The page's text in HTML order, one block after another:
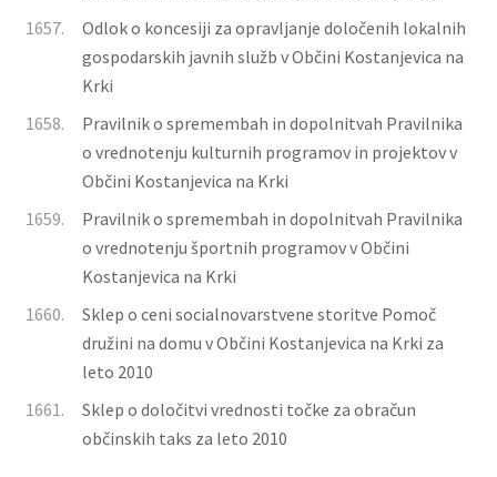
1657.
Odlok o koncesiji za opravljanje določenih lokalnih
gospodarskih javnih služb v Občini Kostanjevica na
Krki
1658.
Pravilnik o spremembah in dopolnitvah Pravilnika
o vrednotenju kulturnih programov in projektov v
Občini Kostanjevica na Krki
1659.
Pravilnik o spremembah in dopolnitvah Pravilnika
o vrednotenju športnih programov v Občini
Kostanjevica na Krki
1660.
Sklep o ceni socialnovarstvene storitve Pomoč
družini na domu v Občini Kostanjevica na Krki za
leto 2010
1661.
Sklep o določitvi vrednosti točke za obračun
občinskih taks za leto 2010